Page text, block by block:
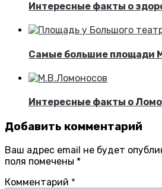
Интересные факты о
Самые большие площади
Интересные факты о
Добавить комментарий
Ваш адрес email не будет
поля помечены *
Комментарий *